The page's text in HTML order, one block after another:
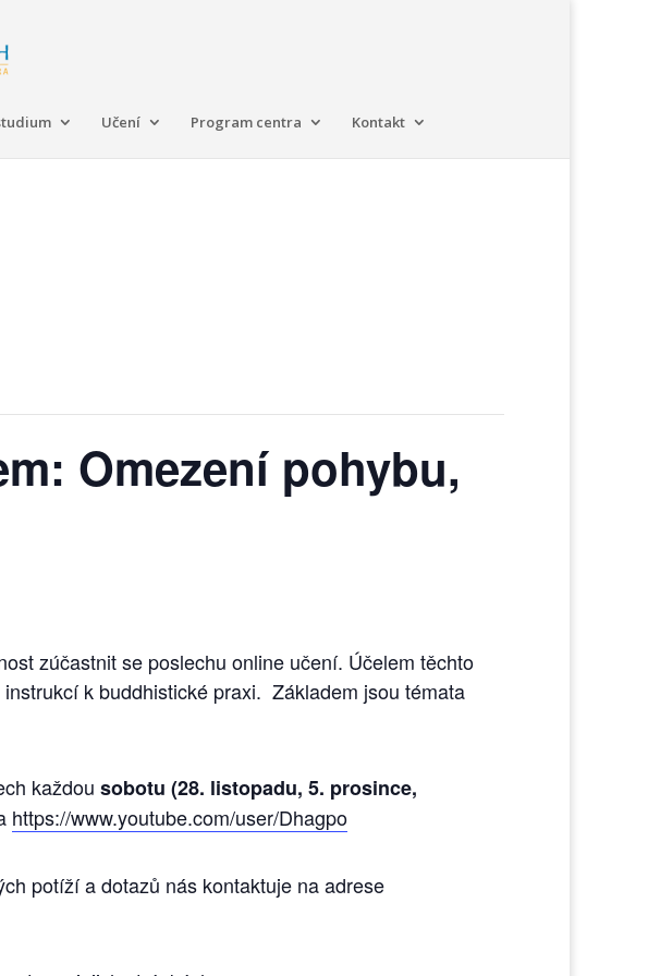
Učení Program centra Kontakt
Omezení pohybu,
zúčastnit se poslechu online učení. Účelem těchto
k buddhistické praxi. Základem jsou témata
každou sobotu (28. listopadu, 5. prosince,
https://www.youtube.com/user/Dhagpo
potíží a dotazů nás kontaktuje na adrese